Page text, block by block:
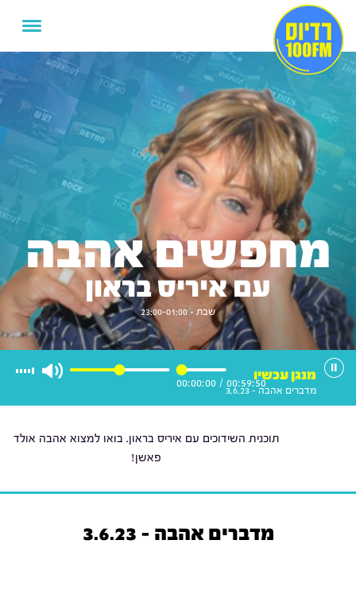
מחפשים אהבה
עם איריס בראון
שבת - 23:00-01:00
00:59:50
/
00:00:00
מנגן עכשיו
מדברים אהבה - 3.6.23
תוכנית השידוכים עם איריס בראון. בואו למצוא אהבה אולד
פאשן!
מדברים אהבה - 3.6.23